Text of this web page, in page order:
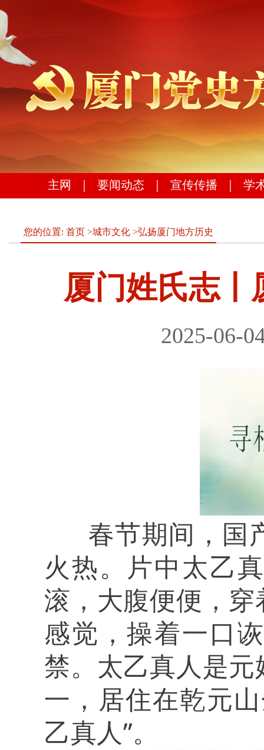
主网 要闻动态 宣传传播 学
您的位置: 首页 >城市文化 >弘扬厦门地方历史
厦门姓氏志丨
2025-06-
春节期间，国
火热。片中太乙
滚，大腹便便，
感觉，操着一口
禁。太乙真人是
一，居住在乾元
乙真人”。